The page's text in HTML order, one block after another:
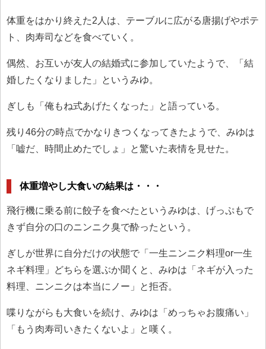
体重をはかり終えた2人は、テーブルに広がる唐揚げやポテ
ト、肉寿司などを食べていく。
偶然、お互いが友人の結婚式に参加していたようで、「結
婚したくなりました」というみゆ。
ぎしも「俺もね式あげたくなった」と語っている。
残り46分の時点でかなりきつくなってきたようで、みゆは
「嘘だ、時間止めたでしょ」と驚いた表情を見せた。
体重増やし大食いの結果は・・・
飛行機に乗る前に餃子を食べたというみゆは、げっぷもで
きず自分の口のニンニク臭で酔ったという。
ぎしが世界に自分だけの状態で「一生ニンニク料理or一生
ネギ料理」どちらを選ぶか聞くと、みゆは「ネギが入った
料理、ニンニクは本当にノー」と拒否。
喋りながらも大食いを続け、みゆは「めっちゃお腹痛い」
「もう肉寿司いきたくないよ」と嘆く。